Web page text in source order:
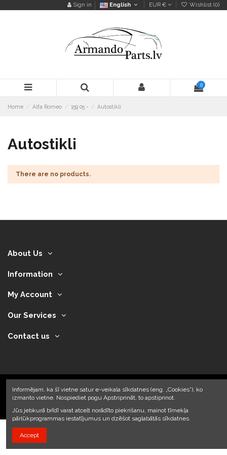
Sign in English EUR € Wishlist (0)
0
Home Alfa Romeo 159 05 - Autostikli
Autostikli
There are no products.
About Us
Information
My Account
Our Services
Contact us
Informējam, ka šī vietne satur e-veikala sīkdatnes (eng. „Cookies”), ko
izmanto vietne. Nospiediet pogu Apstriprināt, to apstiprinot.
Jūs jebkurā brīdī varat atcelt norādīto piekrišanu, mainot tīmekļa
pārlūkprogrammas iestatījumus un dzēšot saglabātās sīkdatnes.
Accept